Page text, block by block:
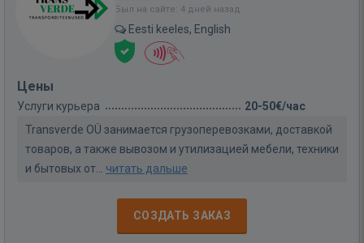
Был на сайте: 4 дней назад
Eesti keeles, English
Цены
Услуги курьера
20-50€/час
Transverde OÜ занимается грузоперевозками, доставкой
товаров, а также вывозом и утилизацией мебели, техники
и бытовых от... читать дальше
СОЗДАТЬ ЗАКАЗ